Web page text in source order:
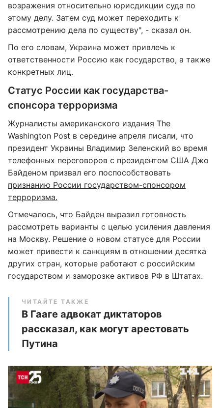
возражения относительно юрисдикции суда по
этому делу. Затем суд может переходить к
рассмотрению дела по существу", - сказал он.
По его словам, Украина может привлечь к
ответственности Россию как государство, а также
конкретных лиц.
Статус России как государства-
спонсора терроризма
Журналисты американского издания The
Washington Post в середине апреля писали, что
президент Украины Владимир Зеленский во время
телефонных переговоров с президентом США Джо
Байденом призвал его поспособствовать
признанию России государством-спонсором
терроризма.
Отмечалось, что Байден выразил готовность
рассмотреть варианты с целью усиления давления
на Москву. Решение о новом статусе для России
может привести к санкциям в отношении десятка
других стран, которые работают с российским
государством и заморозке активов РФ в Штатах.
ЧИТАЙТЕ ТАКЖЕ
В Гааге адвокат диктаторов
рассказал, как могут арестовать
Путина